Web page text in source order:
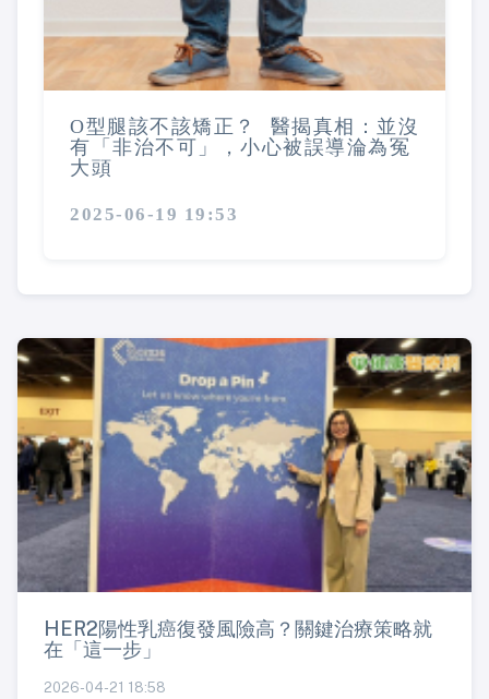
O型腿該不該矯正？ 醫揭真相：並沒
有「非治不可」，小心被誤導淪為冤
大頭
2025-06-19 19:53
HER2陽性乳癌復發風險高？關鍵治療策略就
在「這一步」
2026-04-21 18:58